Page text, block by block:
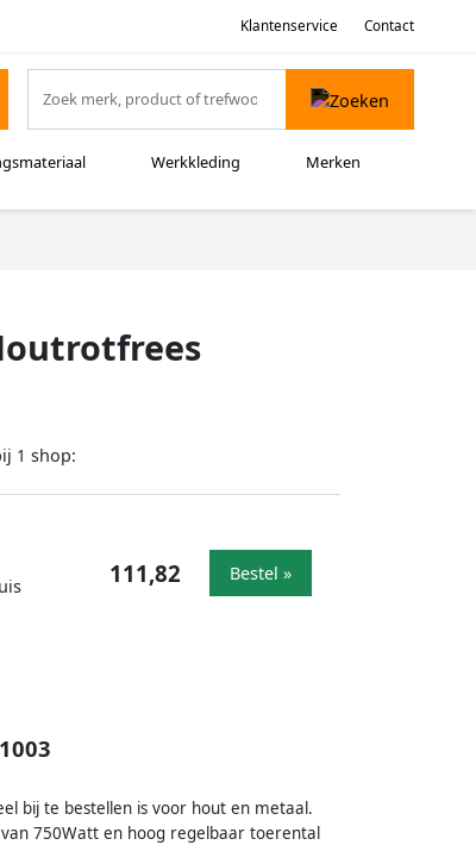
Klantenservice Contact
Werkkleding Merken
1 shop:
111,82 Bestel »
bij te bestellen is voor hout en metaal.
750Watt en hoog regelbaar toerental